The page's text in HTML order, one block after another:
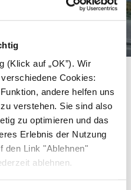
(Klick auf „OK”). Wir
Cookies:
andere helfen uns
verstehen. Sie sind also
zu optimieren und das
Erlebnis der Nutzung
den Link "Ablehnen"
ablehnen.
saubere